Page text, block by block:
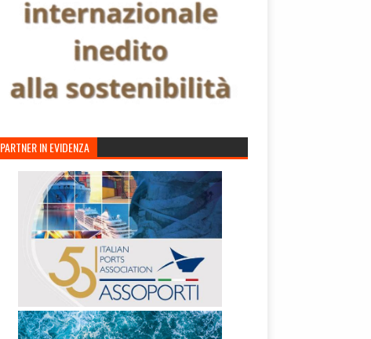
PARTNER IN EVIDENZA